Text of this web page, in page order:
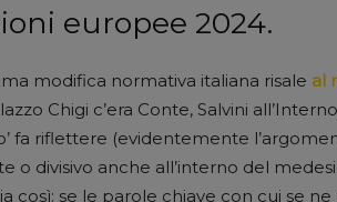
europee 2024.
modifica normativa italiana risale al
Chigi c’era Conte, Salvini
fa riflettere (evidentemente
o divisivo anche all’interno del
così: se le parole chiave con cui se